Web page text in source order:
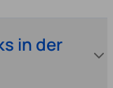
in der